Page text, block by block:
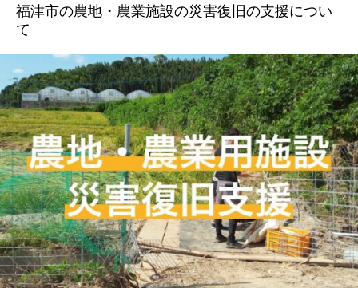
福津市の農地・農業施設の災害復旧の支援につい
て